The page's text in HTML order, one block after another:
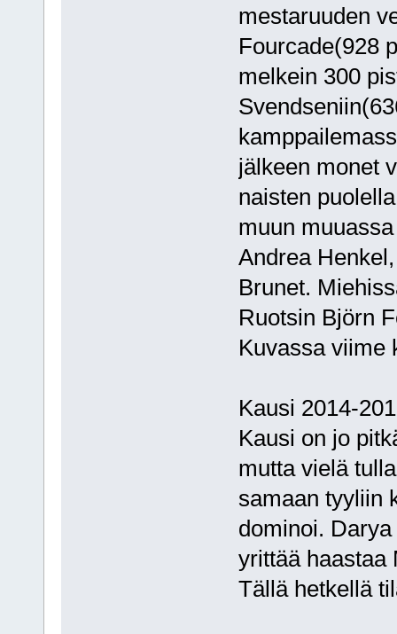
mestaruuden
Fourcade(928
melkein 300
jälkeen monet
naisten
muun
Andrea
Brunet.
Ruotsin Björn
Kuvassa viime
Kausi 2014-
Kausi on jo
mutta vielä
samaan tyyliin
dominoi.
yrittää haastaa
Tällä hetkellä